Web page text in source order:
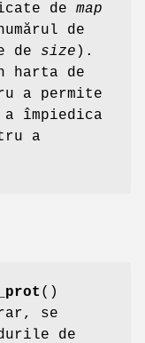
de map
de
de size ).
harta de
a permite
împiedica
a
()
se
de